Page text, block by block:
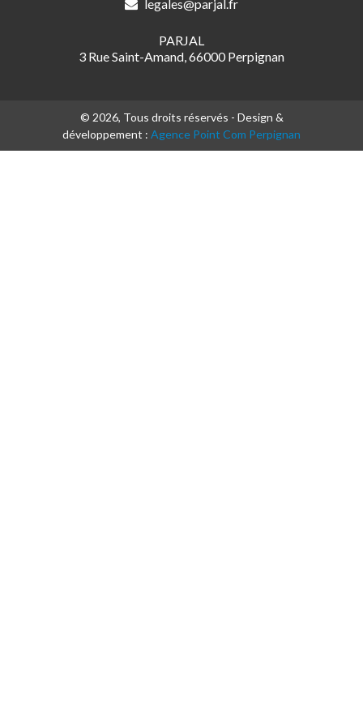
legales@parjal.fr
PARJAL
3 Rue Saint-Amand, 66000 Perpignan
© 2026, Tous droits réservés - Design &
développement : Agence Point Com Perpignan